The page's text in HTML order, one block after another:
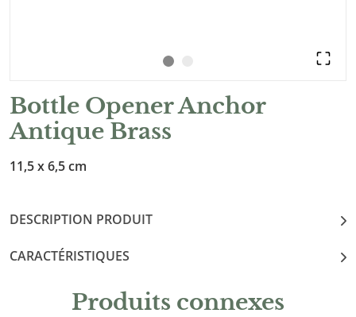
Bottle Opener Anchor
Antique Brass
11,5 x 6,5 cm
DESCRIPTION PRODUIT
CARACTÉRISTIQUES
Produits connexes